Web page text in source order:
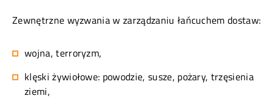
Zewnętrzne wyzwania w zarządzaniu łańcuchem dostaw:
wojna, terroryzm,
klęski żywiołowe: powodzie, susze, pożary, trzęsienia
ziemi,